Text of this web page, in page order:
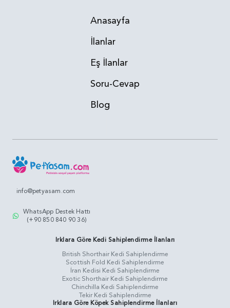
Anasayfa
İlanlar
Eş İlanlar
Soru-Cevap
Blog
info@petyasam.com
WhatsApp Destek Hattı
(+90 850 840 90 36)
Irklara Göre Kedi Sahiplendirme İlanları
British Shorthair Kedi Sahiplendirme
Scottish Fold Kedi Sahiplendirme
İran Kedisi Kedi Sahiplendirme
Exotic Shorthair Kedi Sahiplendirme
Chinchilla Kedi Sahiplendirme
Tekir Kedi Sahiplendirme
Irklara Göre Köpek Sahiplendirme İlanları